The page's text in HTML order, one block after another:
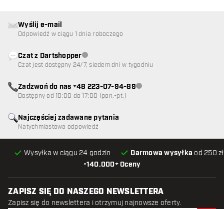
•140.000+ Oceny
Wysyłka w ciągu 24 godzin Darmowa wysyłka od 250
Najczęściej zadawane pytania
Natychmiastowa odpowiedź
Wyślij e-mail
Odpowiedź w ciągu 1 dnia roboczego
Czat z DartshopperObsługa klienta niedostępna
Czat jest dostępny 24/7, siedem dni w tygodniu
Zadzwoń do nas +48 223-07-94-89Obsługa klienta niedostępna
Dostępny od 10:00 do 17:00 (pon.-pt.)
ZAPISZ SIĘ DO NASZEGO NEWSLETTERA
Zapisz się do newslettera i otrzymuj najnowsze oferty.